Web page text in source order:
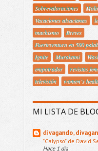
Sobrevaloraciones
Vacaciones alsacianas
machismo
Breves
Fuerteventura en 500
Ignite
Murakami
empotrador
revistas
televisión
women´s
MI LISTA DE
divagando,
"Calypso" de David
Hace 1 día